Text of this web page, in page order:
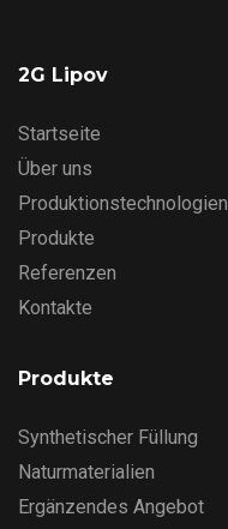
2G Lipov
Startseite
Über uns
Produktionstechnologien
Produkte
Referenzen
Kontakte
Produkte
Synthetischer Füllung
Naturmaterialien
Ergänzendes Angebot